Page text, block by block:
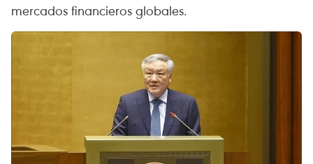
mercados financieros globales.